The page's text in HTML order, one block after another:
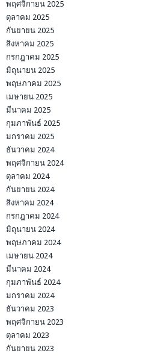
พฤศจิกายน 2025
ตุลาคม 2025
กันยายน 2025
สิงหาคม 2025
กรกฎาคม 2025
มิถุนายน 2025
พฤษภาคม 2025
เมษายน 2025
มีนาคม 2025
กุมภาพันธ์ 2025
มกราคม 2025
ธันวาคม 2024
พฤศจิกายน 2024
ตุลาคม 2024
กันยายน 2024
สิงหาคม 2024
กรกฎาคม 2024
มิถุนายน 2024
พฤษภาคม 2024
เมษายน 2024
มีนาคม 2024
กุมภาพันธ์ 2024
มกราคม 2024
ธันวาคม 2023
พฤศจิกายน 2023
ตุลาคม 2023
กันยายน 2023